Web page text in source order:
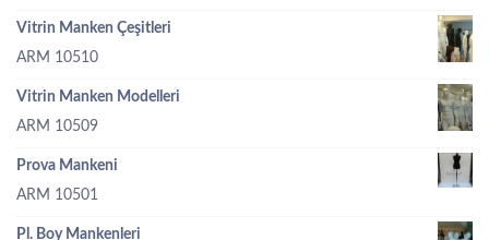
Vitrin Manken Çeşitleri
ARM 10510
Vitrin Manken Modelleri
ARM 10509
Prova Mankeni
ARM 10501
Pl. Boy Mankenleri